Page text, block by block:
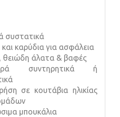
συστατικά
καρύδια για ασφάλεια
θειώδη άλατα & βαφές
συντηρητικά ή
σε κουτάβια ηλικίας
μπουκάλια